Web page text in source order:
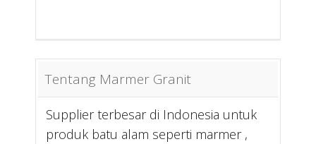
Tentang Marmer Granit
Supplier terbesar di Indonesia untuk
produk batu alam seperti marmer ,